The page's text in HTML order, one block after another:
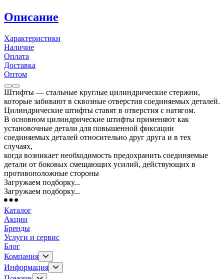
Описание
Характеристики
Наличие
Оплата
Доставка
Оптом
Штифты — стальные круглые цилиндрические стержни,
которые забивают в сквозные отверстия соединяемых деталей.
Цилиндрические штифты ставят в отверстия с натягом.
В основном цилиндрические штифты применяют как
установочные детали для повышенной фиксации
соединяемых деталей относительно друг друга и в тех
случаях,
когда возникает необходимость предохранить соединяемые
детали от боковых смещающих усилий, действующих в
противоположные стороны
Загружаем подборку...
Загружаем подборку...
Каталог
Акции
Бренды
Услуги и сервис
Блог
Компания
Информация